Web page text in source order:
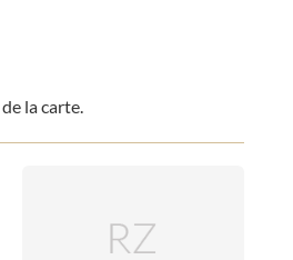
la carte.